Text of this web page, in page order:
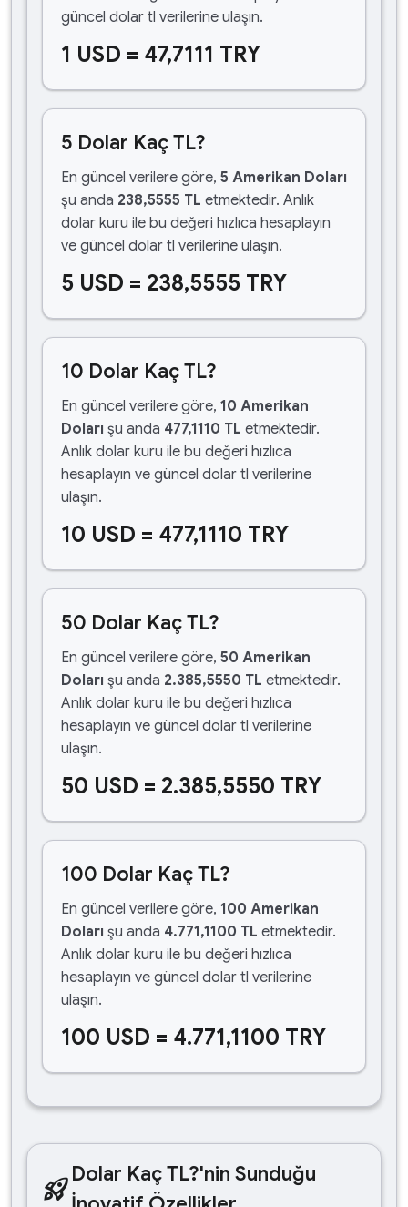
güncel dolar tl verilerine ulaşın.
1 USD = 47,7111 TRY
5 Dolar Kaç TL?
En güncel verilere göre, 5 Amerikan Doları
şu anda 238,5555 TL etmektedir. Anlık
dolar kuru ile bu değeri hızlıca hesaplayın
ve güncel dolar tl verilerine ulaşın.
5 USD = 238,5555 TRY
10 Dolar Kaç TL?
En güncel verilere göre, 10 Amerikan
Doları şu anda 477,1110 TL etmektedir.
Anlık dolar kuru ile bu değeri hızlıca
hesaplayın ve güncel dolar tl verilerine
ulaşın.
10 USD = 477,1110 TRY
50 Dolar Kaç TL?
En güncel verilere göre, 50 Amerikan
Doları şu anda 2.385,5550 TL etmektedir.
Anlık dolar kuru ile bu değeri hızlıca
hesaplayın ve güncel dolar tl verilerine
ulaşın.
50 USD = 2.385,5550 TRY
100 Dolar Kaç TL?
En güncel verilere göre, 100 Amerikan
Doları şu anda 4.771,1100 TL etmektedir.
Anlık dolar kuru ile bu değeri hızlıca
hesaplayın ve güncel dolar tl verilerine
ulaşın.
100 USD = 4.771,1100 TRY
rocket_launchDolar Kaç TL?'nin Sunduğu